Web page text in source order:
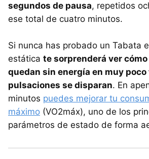
segundos de pausa, repetidos
ese total de cuatro minutos.
Si nunca has probado un Tabata
estática te sorprenderá ver
quedan sin energía en muy
pulsaciones se disparan. En
minutos puedes mejorar tu
máximo (VO2máx), uno de los
parámetros de estado de forma